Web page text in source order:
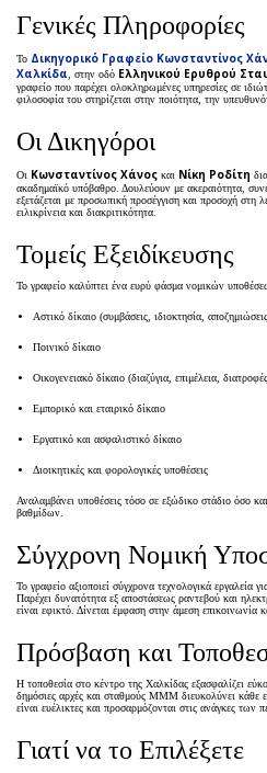
Γενικές Πληροφορίες
Το Δικηγορικό Γραφείο Κωνσταντίνος
Χαλκίδα , στην οδό Ελληνικού Ερυθρού
γραφείο που παρέχει ολοκληρωμένες υπηρεσίες σε
φιλοσοφία του στηρίζεται στην ποιότητα, την
Οι Δικηγόροι
Οι Κωνσταντίνος Χάνος και Νίκη Ροδίτη
ακαδημαϊκό υπόβαθρο. Δουλεύουν με ακεραιότητα,
εξετάζεται με προσωπική προσέγγιση και προσοχή στη
ειλικρίνεια και διακριτικότητα.
Τομείς Εξειδίκευσης
Το γραφείο καλύπτει ένα ευρύ φάσμα νομικών
Αστικό δίκαιο (συμβάσεις, ιδιοκτησία,
Ποινικό δίκαιο
Οικογενειακό δίκαιο (διαζύγια, επιμέλεια,
Εμπορικό και εταιρικό δίκαιο
Εργατικό και ασφαλιστικό δίκαιο
Διοικητικές και φορολογικές υποθέσεις
Αναλαμβάνει υποθέσεις τόσο σε εξώδικο στάδιο όσο
βαθμίδων.
Σύγχρονη Νομική
Το γραφείο αξιοποιεί σύγχρονα τεχνολογικά εργαλεία
Παρέχει δυνατότητα εξ αποστάσεως ραντεβού και
είναι εφικτό. Δίνεται έμφαση στην άμεση επικοινωνία
Πρόσβαση και
Η τοποθεσία στο κέντρο της Χαλκίδας εξασφαλίζει
δημόσιες αρχές και σταθμούς ΜΜΜ διευκολύνει κάθε
είναι ευέλικτες και προσαρμόζονται στις ανάγκες των
Γιατί να το Επιλέξετε